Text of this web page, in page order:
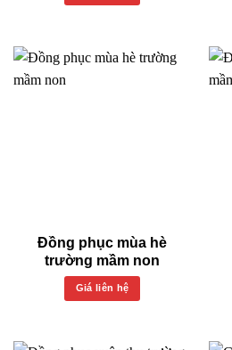
Đồng phục mùa hè
trường mầm non
Giá liên hệ